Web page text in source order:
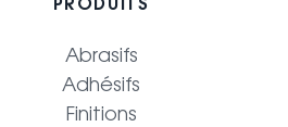
PRODUITS
Abrasifs
Adhésifs
Finitions